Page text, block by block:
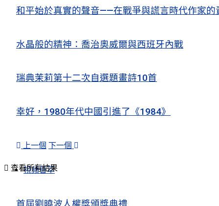
和平始於真實的聲音——在戰爭與謊言時代作家的
水晶般的精神：喬治奧威爾與西班牙內戰
瑞典茉莉第十二次自選題畫詩10首
幸好，1980年代中國引進了《1984》
上一個 下一個
視頻薈萃
首屆劉曉波人權獎頒獎典禮
查看所有結果